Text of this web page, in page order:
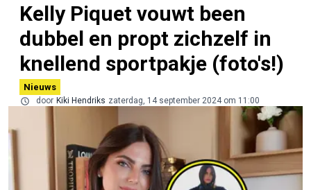
Kelly Piquet vouwt been
dubbel en propt zichzelf in
knellend sportpakje (foto's!)
Nieuws
door Kiki Hendriks zaterdag, 14 september 2024 om 11:00